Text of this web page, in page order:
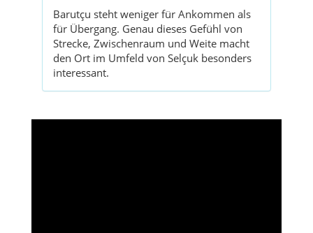
Barutçu steht weniger für Ankommen als
für Übergang. Genau dieses Gefühl von
Strecke, Zwischenraum und Weite macht
den Ort im Umfeld von Selçuk besonders
interessant.